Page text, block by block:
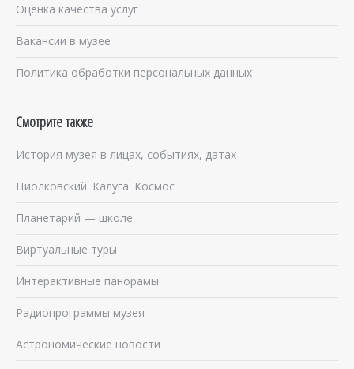
Оценка качества услуг
Вакансии в музее
Политика обработки персональных данных
Смотрите также
История музея в лицах, событиях, датах
Циолковский. Калуга. Космос
Планетарий — школе
Виртуальные туры
Интерактивные панорамы
Радиопрограммы музея
Астрономические новости